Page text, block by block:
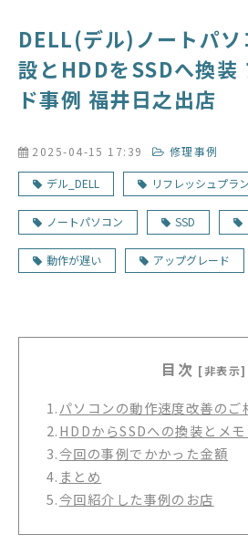
DELL(デル)ノートパソ
設とHDDをSSDへ換装
ド事例 福井日之出店
2025-04-15 17:39 修理事例
デル_DELL リフレッシュプラン
ノートパソコン SSD
動作が遅い アップグレード
目次 [非表示]
1.パソコンの動作速度改善のご
2.HDDからSSDへの換装とメ
3.今回の事例でかかった金額
4. まとめ
5.今回紹介した事例のお店